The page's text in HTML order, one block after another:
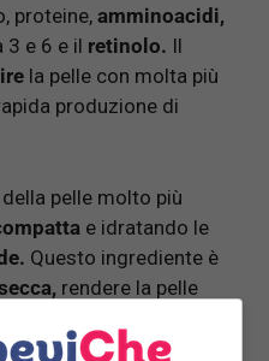
proteine,amminoacidi,
3 e 6 e il retinolo. Il
la pelle con molta più
produzione di
della pelle molto più
e idratando le
Questo ingrediente è
rendere la pelle
riparatricee